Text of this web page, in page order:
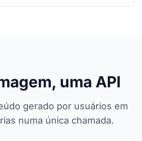
uma API
gerado por usuários em
numa única chamada.